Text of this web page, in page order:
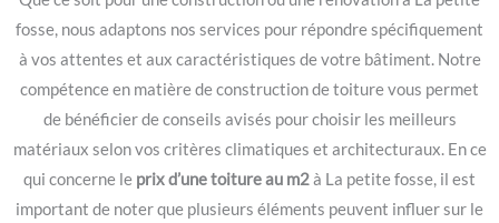
fosse, nous adaptons nos services pour répondre spécifiquement
à vos attentes et aux caractéristiques de votre bâtiment. Notre
compétence en matière de construction de toiture vous permet
de bénéficier de conseils avisés pour choisir les meilleurs
matériaux selon vos critères climatiques et architecturaux. En ce
qui concerne le prix d’une toiture au m2à La petite fosse, il est
important de noter que plusieurs éléments peuvent influer sur le